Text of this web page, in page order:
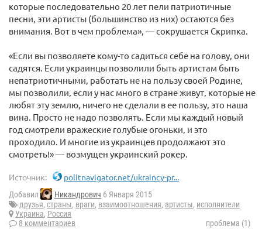
которые последовательно 20 лет пели патриотичные
песни, эти артисты (большинство из них) остаются без
внимания. Вот в чем проблема», — сокрушается Скрипка.
«Если вы позволяете кому-то садиться себе на голову, они
садятся. Если украинцы позволили быть артистам быть
непатриотичными, работать не на пользу своей Родине,
мы позволили, если у нас много в стране живут, которые не
любят эту землю, ничего не сделали в ее пользу, это наша
вина. Просто не надо позволять. Если мы каждый новый
год смотрели вражеские голубые огоньки, и это
проходило. И многие из украинцев продолжают это
смотреть!» — возмущен украинский рокер.
Источник: politnavigator.net/ukraincy-pr...
Добавил Никандрович 6 Января 2015
друзья, страны, враги, взаимоотношения, артисты, исполнители
Украина, Россия
8 комментариев
проблема (1)